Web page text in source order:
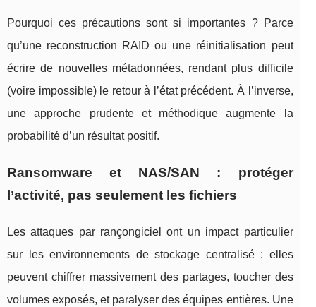
Pourquoi ces précautions sont si importantes ? Parce
qu’une reconstruction RAID ou une réinitialisation peut
écrire de nouvelles métadonnées, rendant plus difficile
(voire impossible) le retour à l’état précédent. À l’inverse,
une approche prudente et méthodique augmente la
probabilité d’un résultat positif.
Ransomware et NAS/SAN : protéger
l’activité, pas seulement les fichiers
Les attaques par rançongiciel ont un impact particulier
sur les environnements de stockage centralisé : elles
peuvent chiffrer massivement des partages, toucher des
volumes exposés, et paralyser des équipes entières. Une